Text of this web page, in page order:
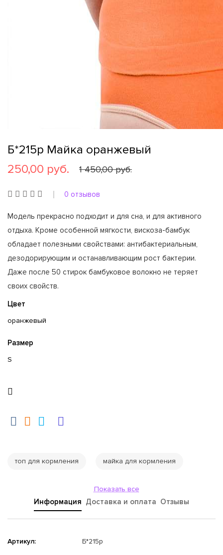
Б*215p Майка оранжевый
250,00 руб.
1 450,00 руб.
0 отзывов
Модель прекрасно подходит и для сна, и для активного
отдыха. Кроме особенной мягкости, вискоза-бамбук
обладает полезными свойствами: антибактериальным,
дезодорирующим и останавливающим рост бактерии.
Даже после 50 стирок бамбуковое волокно не теряет
своих свойств.
Цвет
оранжевый
Размер
S
топ для кормления майка для кормления
Показать все
Информация Доставка и оплата Отзывы
Артикул: Б*215p